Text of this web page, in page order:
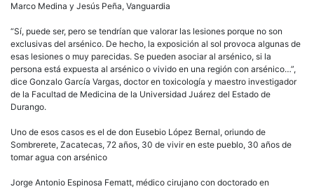
Marco Medina y Jesús Peña, Vanguardia
“Sí, puede ser, pero se tendrían que valorar las lesiones porque no son
exclusivas del arsénico. De hecho, la exposición al sol provoca algunas de
esas lesiones o muy parecidas. Se pueden asociar al arsénico, si la
persona está expuesta al arsénico o vivido en una región con arsénico…”,
dice Gonzalo García Vargas, doctor en toxicología y maestro investigador
de la Facultad de Medicina de la Universidad Juárez del Estado de
Durango.
Uno de esos casos es el de don Eusebio López Bernal, oriundo de
Sombrerete, Zacatecas, 72 años, 30 de vivir en este pueblo, 30 años de
tomar agua con arsénico
Jorge Antonio Espinosa Fematt, médico cirujano con doctorado en